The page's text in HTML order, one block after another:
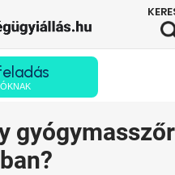
gyógymasszőr